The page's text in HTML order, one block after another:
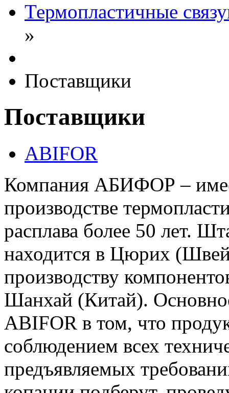
Термопластичные
»
Поставщики
Поставщики
ABIFOR
Компания АБИФОР –
производстве
расплава более 50 лет.
находится в Цюрих
производству
Шанхай (Китай).
ABIFOR в том, что
соблюдением всех
предъявляемых